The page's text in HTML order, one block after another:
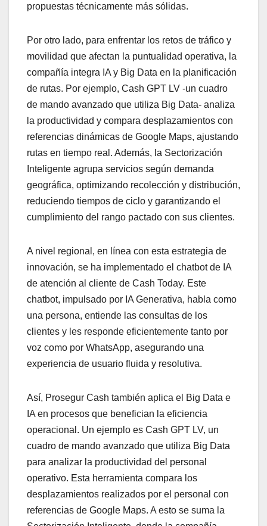
propuestas técnicamente más sólidas.
Por otro lado, para enfrentar los retos de tráfico y
movilidad que afectan la puntualidad operativa, la
compañía integra IA y Big Data en la planificación
de rutas. Por ejemplo, Cash GPT LV -un cuadro
de mando avanzado que utiliza Big Data- analiza
la productividad y compara desplazamientos con
referencias dinámicas de Google Maps, ajustando
rutas en tiempo real. Además, la Sectorización
Inteligente agrupa servicios según demanda
geográfica, optimizando recolección y distribución,
reduciendo tiempos de ciclo y garantizando el
cumplimiento del rango pactado con sus clientes.
A nivel regional, en línea con esta estrategia de
innovación, se ha implementado el chatbot de IA
de atención al cliente de Cash Today. Este
chatbot, impulsado por IA Generativa, habla como
una persona, entiende las consultas de los
clientes y les responde eficientemente tanto por
voz como por WhatsApp, asegurando una
experiencia de usuario fluida y resolutiva.
Así, Prosegur Cash también aplica el Big Data e
IA en procesos que benefician la eficiencia
operacional. Un ejemplo es Cash GPT LV, un
cuadro de mando avanzado que utiliza Big Data
para analizar la productividad del personal
operativo. Esta herramienta compara los
desplazamientos realizados por el personal con
referencias de Google Maps. A esto se suma la